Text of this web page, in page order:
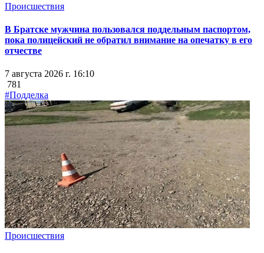
Происшествия
В Братске мужчина пользовался поддельным паспортом,
пока полицейский не обратил внимание на опечатку в его
отчестве
7 августа 2026 г. 16:10
781
#Подделка
Происшествия